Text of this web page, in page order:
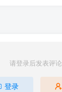
请登录后发表评论
登录